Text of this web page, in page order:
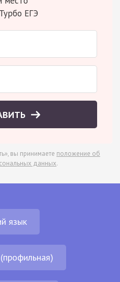
ЕГЭ
вы принимаете положение об
данных.
язык